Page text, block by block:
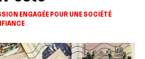
ENGAGÉE POUR UNE SOCIÉTÉ